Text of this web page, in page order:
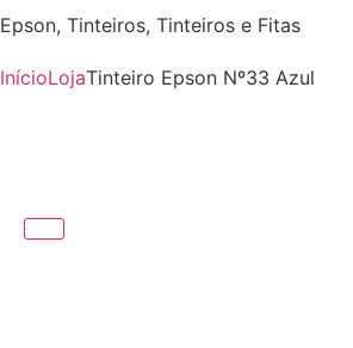
Epson, Tinteiros, Tinteiros e Fitas
InícioLojaTinteiro Epson Nº33 Azul